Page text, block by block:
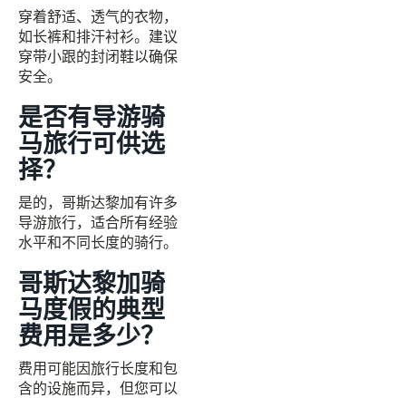
穿着舒适、透气的衣物，
如长裤和排汗衬衫。建议
穿带小跟的封闭鞋以确保
安全。
是否有导游骑
马旅行可供选
择？
是的，哥斯达黎加有许多
导游旅行，适合所有经验
水平和不同长度的骑行。
哥斯达黎加骑
马度假的典型
费用是多少？
费用可能因旅行长度和包
含的设施而异，但您可以